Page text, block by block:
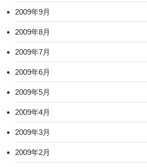
2009年9月
2009年8月
2009年7月
2009年6月
2009年5月
2009年4月
2009年3月
2009年2月